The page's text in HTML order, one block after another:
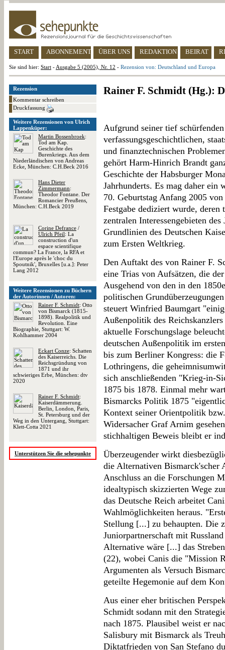
START ABONNEMENT ÜBER UNS REDAKTION BEIRAT
Sie sind hier: Start - Ausgabe 5 (2005), Nr. 12 - Rezension von: Deutschland und Europa
Rezension
Kommentar schreiben
Druckfassung
Weitere Rezensionen von Ulrich
Lappenküper:
Martin Bossenbroek:
Tod am Kap.
Geschichte des
Burenkriegs. Aus dem
Niederländischen von Andreas
Ecke, München: C.H.Beck 2016
Hans Dieter
Zimmermann:
Theodor Fontane. Der
Romancier Preußens,
München: C.H.Beck 2019
Corine Defrance /
Ulrich Pfeil: La
construction d'un
espace scientifique
commun? La France, la RFA et
l'Europe après le 'choc du
Spoutnik', Bruxelles [u.a.]: Peter
Lang 2012
Weitere Rezensionen zu Büchern
der Autorinnen / Autoren:
Rainer F. Schmidt: Otto
von Bismarck (1815-
1898). Realpolitik und
Revolution. Eine
Biographie, Stuttgart: W.
Kohlhammer 2004
Eckart Conze: Schatten
des Kaiserreichs. Die
Reichsgründung von
1871 und ihr
schwieriges Erbe, München: dtv
2020
Rainer F. Schmidt:
Kaiserdämmerung.
Berlin, London, Paris,
St. Petersburg und der
Weg in den Untergang, Stuttgart:
Klett-Cotta 2021
Unterstützen Sie die sehepunkte
Rainer F. Schmidt (Hg.):
Aufgrund seiner tief
verfassungsgeschichtlichen,
und finanztechnischen
gehört Harm-Hinrich Brandt
Geschichte der Habsburger
Jahrhunderts. Es mag daher ein
70. Geburtstag Anfang 2005
Festgabe dediziert wurde, deren
zentralen Interessengebieten
Grundlinien des Deutschen
zum Ersten Weltkrieg.
Den Auftakt des von Rainer F.
eine Trias von Aufsätzen, die
Ausgehend von den in den
politischen
steuert Winfried Baumgart
Außenpolitik des
aktuelle Forschungslage
deutschen Außenpolitik im
bis zum Berliner Kongress: die
Lothringens, die
sich anschließenden "Krieg-in-
1875 bis 1878. Einmal mehr
Bismarcks Politik 1875
Kontext seiner Orientpolitik
Widersacher Graf Arnim
stichhaltigen Beweis bleibt er
Überzeugender wirkt
die Alternativen
Anschluss an die Forschungen
idealtypisch skizzierten Wege
das Deutsche Reich arbeitet
Wahlmöglichkeiten heraus.
Stellung [...] zu behaupten. Die
Juniorpartnerschaft mit
Alternative wäre [...] das
(22), wobei Canis die "Mission
Argumenten als Versuch
geteilte Hegemonie auf dem
Aus einer eher britischen
Schmidt sodann mit den
nach 1875. Plausibel weist er
Salisbury mit Bismarck als
Diktatfrieden von San Stefano